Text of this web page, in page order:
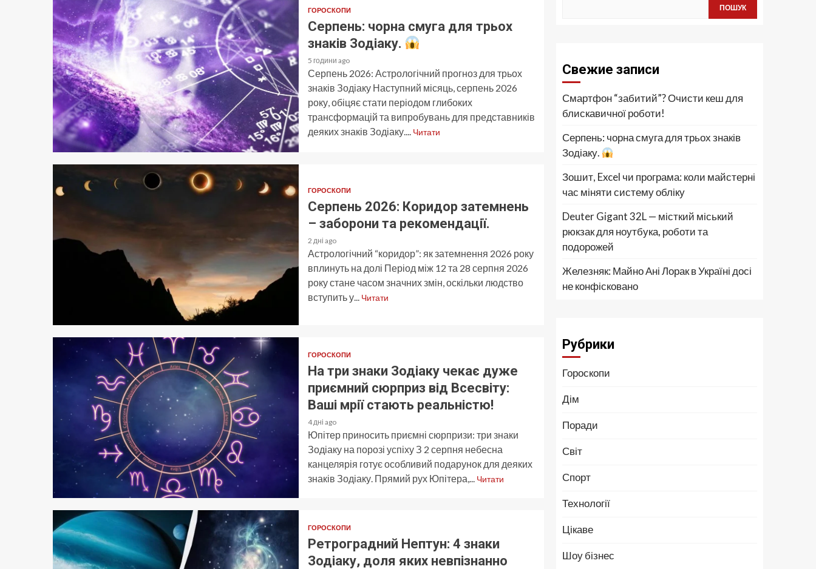
ГОРОСКОПИ
Серпень: чорна смуга для трьох
знаків Зодіаку.
5 години ago
Серпень 2026: Астрологічний прогноз для трьох
знаків Зодіаку Наступний місяць, серпень 2026
року, обіцяє стати періодом глибоких
трансформацій та випробувань для представників
деяких знаків Зодіаку....
Читати
ГОРОСКОПИ
Серпень 2026: Коридор затемнень
– заборони та рекомендації.
2 дні ago
Астрологічний “коридор”: як затемнення 2026 року
вплинуть на долі Період між 12 та 28 серпня 2026
року стане часом значних змін, оскільки людство
вступить у...
Читати
ГОРОСКОПИ
На три знаки Зодіаку чекає дуже
приємний сюрприз від Всесвіту:
Ваші мрії стають реальністю!
4 дні ago
Юпітер приносить приємні сюрпризи: три знаки
Зодіаку на порозі успіху З 2 серпня небесна
канцелярія готує особливий подарунок для деяких
знаків Зодіаку. Прямий рух Юпітера,...
Читати
ГОРОСКОПИ
Ретроградний Нептун: 4 знаки
Зодіаку, доля яких невпізнанно
ПОШУК
Свежие записи
Смартфон “забитий”? Очисти кеш для
блискавичної роботи!
Серпень: чорна смуга для трьох знаків
Зодіаку.
Зошит, Excel чи програма: коли майстерні
час міняти систему обліку
Deuter Gigant 32L — місткий міський
рюкзак для ноутбука, роботи та
подорожей
Железняк: Майно Ані Лорак в Україні досі
не конфісковано
Рубрики
Гороскопи
Дім
Поради
Світ
Спорт
Технології
Цікаве
Шоу бізнес